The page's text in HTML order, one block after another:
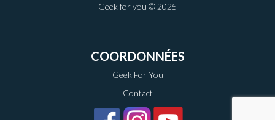
Geek for you © 2025
COORDONNÉES
Geek For You
Contact